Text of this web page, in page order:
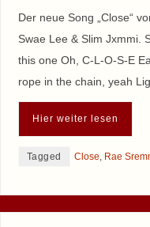
Der neue Song „Close“
Swae Lee & Slim Jxmmi.
this one Oh, C-L-O-S-E
rope in the chain, yeah
Hier weiter lesen
Tagged Close, Rae